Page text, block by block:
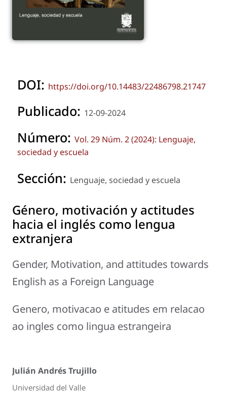
DOI: https://doi.org/10.14483/22486798.21747
Publicado: 12-09-2024
Número: Vol. 29 Núm. 2 (2024): Lenguaje,
sociedad y escuela
Sección: Lenguaje, sociedad y escuela
Género, motivación y actitudes
hacia el inglés como lengua
extranjera
Gender, Motivation, and attitudes towards
English as a Foreign Language
Genero, motivacao e atitudes em relacao
ao ingles como lingua estrangeira
Julián Andrés Trujillo
Universidad del Valle